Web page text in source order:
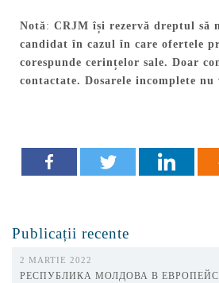
Notă: CRJM își rezervă dreptul să
candidat în cazul în care ofertele
corespunde cerințelor sale. Doar
contactate. Dosarele incomplete
Publicații recente
2 MARTIE 2022
РЕСПУБЛИКА МОЛДОВА В